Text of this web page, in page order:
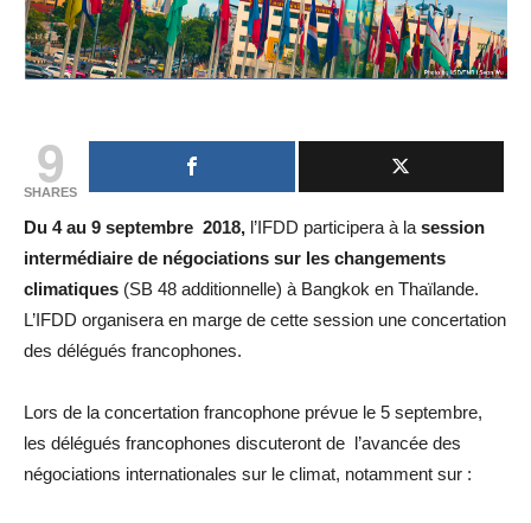
9
SHARES
Du 4 au 9 septembre 2018, l’IFDD participera à la session
intermédiaire de négociations sur les changements
climatiques (SB 48 additionnelle) à Bangkok en Thaïlande.
L’IFDD organisera en marge de cette session une concertation
des délégués francophones.
Lors de la concertation francophone prévue le 5 septembre,
les délégués francophones discuteront de l’avancée des
négociations internationales sur le climat, notamment sur :